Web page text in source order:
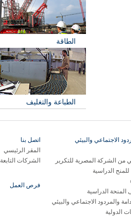
الطاقة
الطباعة والتغليف
الاجتماعي والبيئي
من الشركة المصرية للتكرير
الدراسية
الدراسية
والمردود الاجتماعي والبيئي
الدولية
اتصل بنا
المقر الرئيسي
الشركات التابعة
فرص العمل